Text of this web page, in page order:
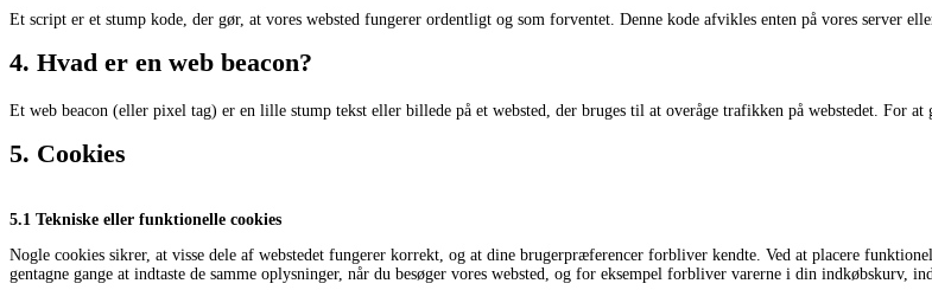
Et script er et stump kode, der gør, at vores websted fungerer ordentligt og som forventet. Denne kode afvikles enten på vores server
4. Hvad er en web beacon?
Et web beacon (eller pixel tag) er en lille stump tekst eller billede på et websted, der bruges til at overåge trafikken på webstedet. For
5. Cookies
5.1 Tekniske eller funktionelle cookies
Nogle cookies sikrer, at visse dele af webstedet fungerer korrekt, og at dine brugerpræferencer forbliver kendte. Ved at placere
gentagne gange at indtaste de samme oplysninger, når du besøger vores websted, og for eksempel forbliver varerne i din indkøbskurv,